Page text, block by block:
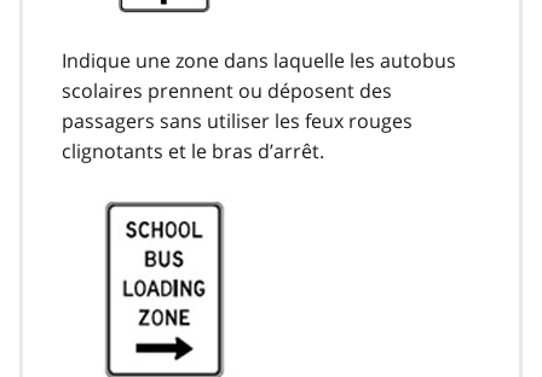
Indique une zone dans laquelle les autobus
scolaires prennent ou déposent des
passagers sans utiliser les feux rouges
clignotants et le bras d’arrêt.